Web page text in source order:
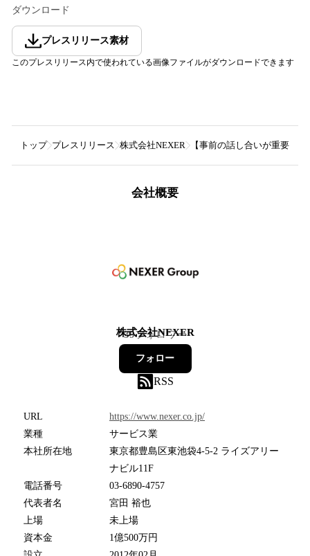
ダウンロード
プレスリリース素材
このプレスリリース内で使われている画像ファイルがダウンロードできます
トップ プレスリリース 株式会社NEXER 【事前の話し合いが重要？
会社概要
株式会社NEXER
39フォロワー
フォロー
RSS
URL
https://www.nexer.co.jp/
業種
サービス業
本社所在地
東京都豊島区東池袋4-5-2 ライズアリー
ナビル11F
電話番号
03-6890-4757
代表者名
宮田 裕也
上場
未上場
資本金
1億500万円